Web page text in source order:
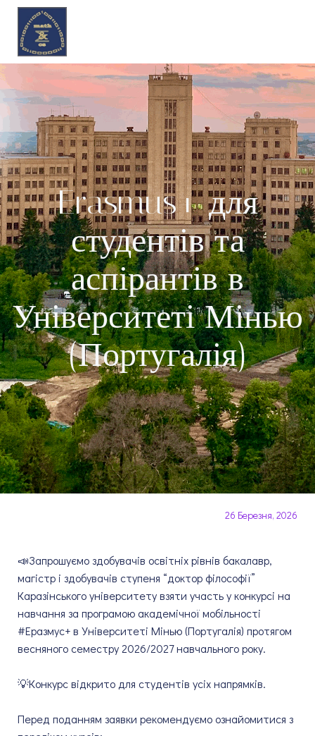
Erasmus+ для
студентів та
аспірантів в
Університеті Мінью
(Португалія)
26 Березня, 2026
📣Запрошуємо здобувачів освітніх рівнів бакалавр,
магістр і здобувачів ступеня “доктор філософії”
Каразінського університету взяти участь у конкурсі на
навчання за програмою академічної мобільності
#Еразмус+ в Університеті Мінью (Португалія) протягом
весняного семестру 2026/2027 навчального року.
💡Конкурс відкрито для студентів усіх напрямків.
Перед поданням заявки рекомендуємо ознайомитися з